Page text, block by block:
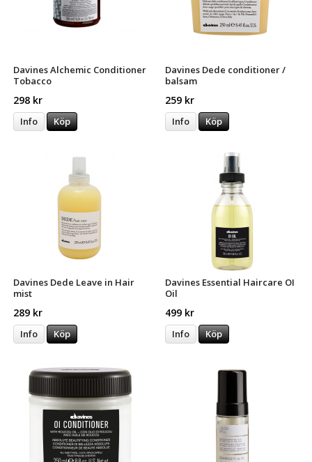
Davines Alchemic Conditioner
Tobacco
298 kr
Info Köp
Davines Dede conditioner /
balsam
259 kr
Info Köp
Davines Dede Leave in Hair
mist
289 kr
Info Köp
Davines Essential Haircare OI
Oil
499 kr
Info Köp